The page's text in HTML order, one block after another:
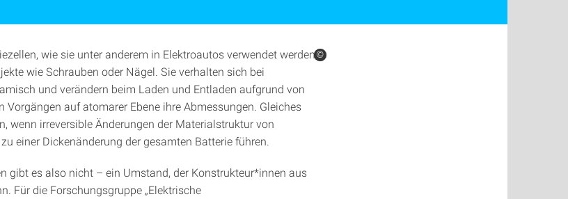
wie sie unter anderem in Elektroautos verwendet werden,
wie Schrauben oder Nägel. Sie verhalten sich bei
und verändern beim Laden und Entladen aufgrund von
auf atomarer Ebene ihre Abmessungen. Gleiches
wenn irreversible Änderungen der Materialstruktur von
einer Dickenänderung der gesamten Batterie führen.
gibt es also nicht – ein Umstand, der Konstrukteur*innen aus
Für die Forschungsgruppe „Elektrische
©
©